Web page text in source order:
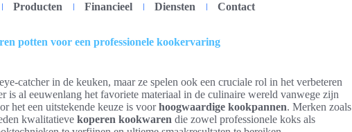
Producten Financieel Diensten Contact
potten voor een professionele kookervaring
catcher in de keuken, maar ze spelen ook een cruciale rol in het verbeteren
is al eeuwenlang het favoriete materiaal in de culinaire wereld vanwege zijn
het een uitstekende keuze is voorhoogwaardige kookpannen. Merken zoals
kwalitatieve koperen kookwaren die zowel professionele koks als